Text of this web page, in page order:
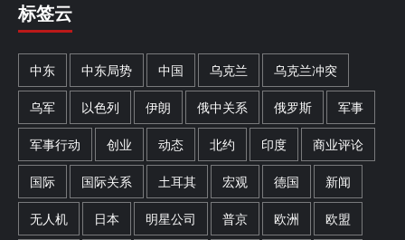
标签云
中东 中东局势 中国 乌克兰 乌克兰冲突
乌军 以色列 伊朗 俄中关系 俄罗斯 军事
军事行动 创业 动态 北约 印度 商业评论
国际 国际关系 土耳其 宏观 德国 新闻
无人机 日本 明星公司 普京 欧洲 欧盟